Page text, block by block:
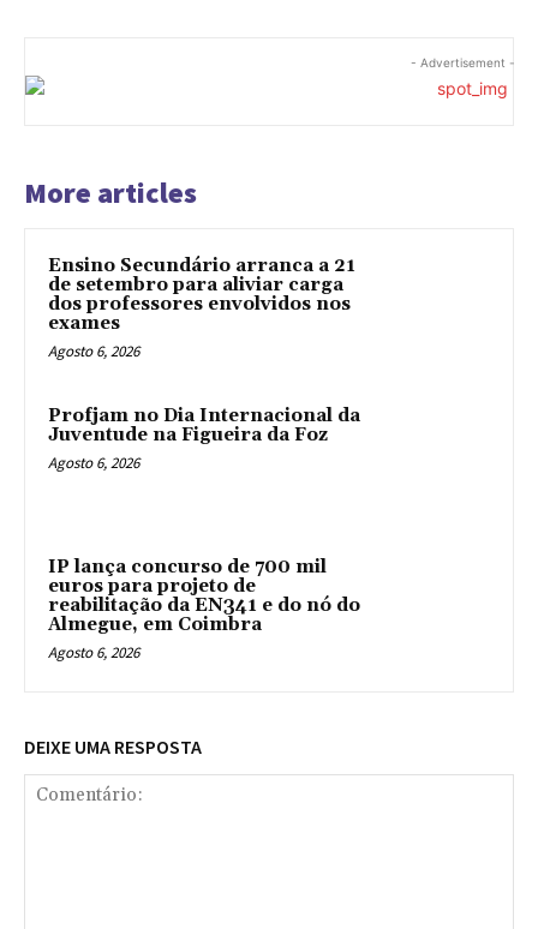
- Advertisement -
More articles
Ensino Secundário arranca a 21
de setembro para aliviar carga
dos professores envolvidos nos
exames
Agosto 6, 2026
Profjam no Dia Internacional da
Juventude na Figueira da Foz
Agosto 6, 2026
IP lança concurso de 700 mil
euros para projeto de
reabilitação da EN341 e do nó do
Almegue, em Coimbra
Agosto 6, 2026
DEIXE UMA RESPOSTA